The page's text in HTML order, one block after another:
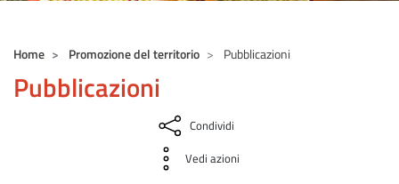
Home Promozione del territorio Pubblicazioni
Pubblicazioni
Condividi
Vedi azioni